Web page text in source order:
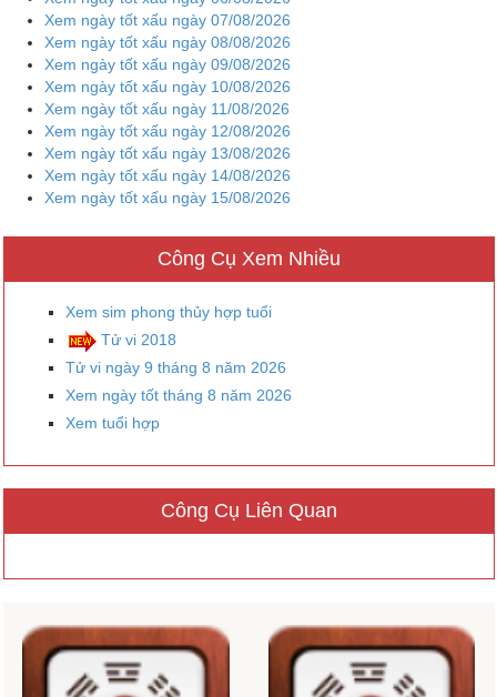
Xem ngày tốt xấu ngày 07/08/2026
Xem ngày tốt xấu ngày 08/08/2026
Xem ngày tốt xấu ngày 09/08/2026
Xem ngày tốt xấu ngày 10/08/2026
Xem ngày tốt xấu ngày 11/08/2026
Xem ngày tốt xấu ngày 12/08/2026
Xem ngày tốt xấu ngày 13/08/2026
Xem ngày tốt xấu ngày 14/08/2026
Xem ngày tốt xấu ngày 15/08/2026
Công Cụ Xem Nhiều
Xem sim phong thủy hợp tuổi
Tử vi 2018
Tử vi ngày 9 tháng 8 năm 2026
Xem ngày tốt tháng 8 năm 2026
Xem tuổi hợp
Công Cụ Liên Quan